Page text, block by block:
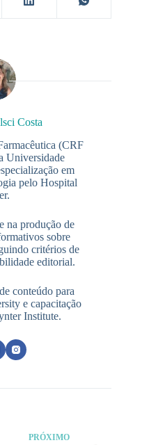
Costa
(CRF
Universidade
em
pelo Hospital
na produção de
sobre
critérios de
editorial.
conteúdo para
e capacitação
Institute.
PRÓXIMO